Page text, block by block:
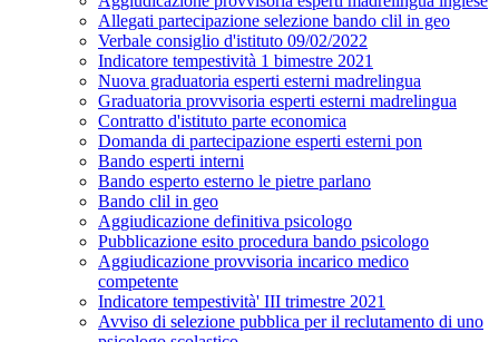
Allegati partecipazione selezione bando clil in geo
Verbale consiglio d'istituto 09/02/2022
Indicatore tempestività 1 bimestre 2021
Nuova graduatoria esperti esterni madrelingua
Graduatoria provvisoria esperti esterni madrelingua
Contratto d'istituto parte economica
Domanda di partecipazione esperti esterni pon
Bando esperti interni
Bando esperto esterno le pietre parlano
Bando clil in geo
Aggiudicazione definitiva psicologo
Pubblicazione esito procedura bando psicologo
Aggiudicazione provvisoria incarico medico
competente
Indicatore tempestività' III trimestre 2021
Avviso di selezione pubblica per il reclutamento di uno